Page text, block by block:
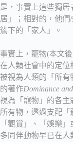
是，事實上這些獨
居」；相對的，他
簷下的「家人」。
事實上，寵物(本文
在人類社會中的定位
被視為人類的「所有
的著作Dominance
視為「寵物」的各主
所有物，透過支配「
「觀賞」、「娛樂
多同伴動物早已在人